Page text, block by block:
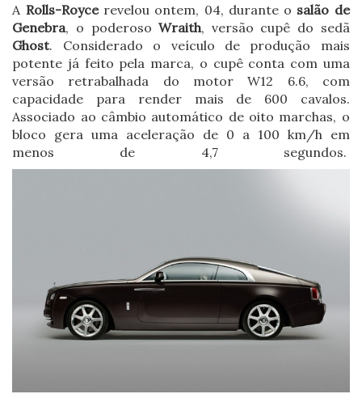
A Rolls-Royce revelou ontem, 04, durante o salão de
Genebra, o poderosoWraith, versão cupê do sedã
Ghost. Considerado o veículo de produção mais
potente já feito pela marca, o cupê conta com uma
versão retrabalhada do motor W12 6.6, com
capacidade para render mais de 600 cavalos.
Associado ao câmbio automático de oito marchas, o
bloco gera uma aceleração de 0 a 100 km/h em
menos de 4,7 segundos.